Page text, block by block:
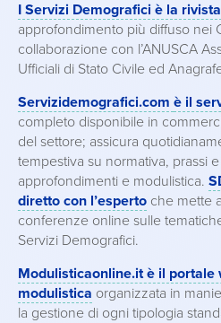
I Servizi Demografici è la
approfondimento più diffuso nei
collaborazione con l’ANUSCA
Ufficiali di Stato Civile ed
Servizidemografici.com è il
completo disponibile in
del settore; assicura
tempestiva su normativa, prassi
approfondimenti e modulistica.
diretto con l’esperto che mette
conferenze online sulle
Servizi Demografici.
Modulisticaonline.it è il portale
modulistica organizzata in
la gestione di ogni tipologia